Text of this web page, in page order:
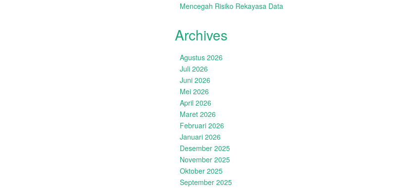
Mencegah Risiko Rekayasa Data
Archives
Agustus 2026
Juli 2026
Juni 2026
Mei 2026
April 2026
Maret 2026
Februari 2026
Januari 2026
Desember 2025
November 2025
Oktober 2025
September 2025